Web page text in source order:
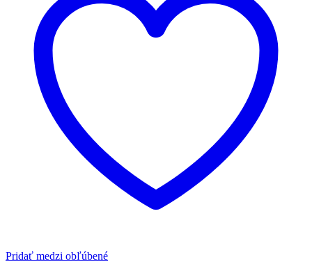
Pridať medzi obľúbené